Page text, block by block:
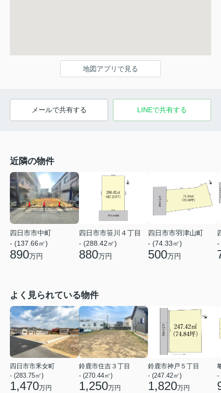
地図アプリで見る
メールで共有する LINEで共有する
近隣の物件
四日市市中町
- (137.66㎡)
890万円
四日市市笹川４丁目
- (288.42㎡)
880万円
四日市市羽津山町
- (74.33㎡)
500万円
-
よく見られている物件
四日市市釆女町
- (283.75㎡)
1,470万円
鈴鹿市住吉３丁目
- (270.44㎡)
1,250万円
鈴鹿市神戸５丁目
- (247.42㎡)
1,820万円
-